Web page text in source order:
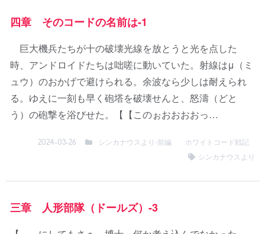
四章 そのコードの名前は-1
巨大機兵たちが十の破壊光線を放とうと光を点した
時、アンドロイドたちは咄嗟に動いていた。射線はμ（ミ
ュウ）のおかげで避けられる。余波なら少しは耐えられ
る。ゆえに一刻も早く砲塔を破壊せんと、怒濤（どと
う）の砲撃を浴びせた。【【このぉおおおおっ…
2024-03-26 シンカナウスより-前編
ホワイトコード戦記
シンカナウスより
三章 人形部隊（ドールズ）-3